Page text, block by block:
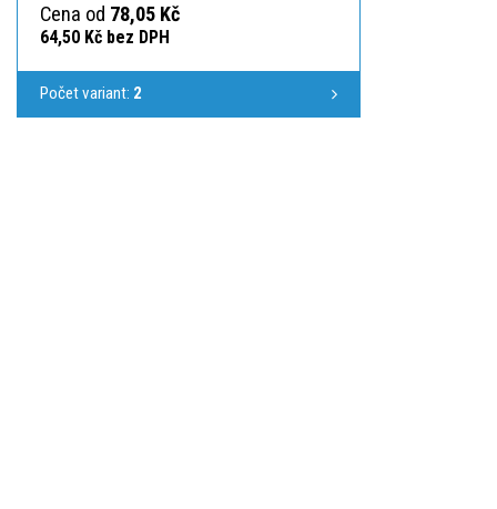
Cena od 78,05 Kč
64,50 Kč bez DPH
Počet variant: 2